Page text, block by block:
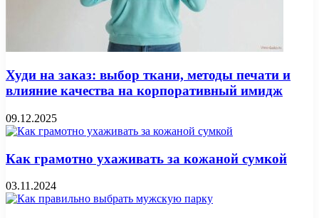
Худи на заказ: выбор ткани, методы печати и
влияние качества на корпоративный имидж
09.12.2025
Как грамотно ухаживать за кожаной сумкой
03.11.2024